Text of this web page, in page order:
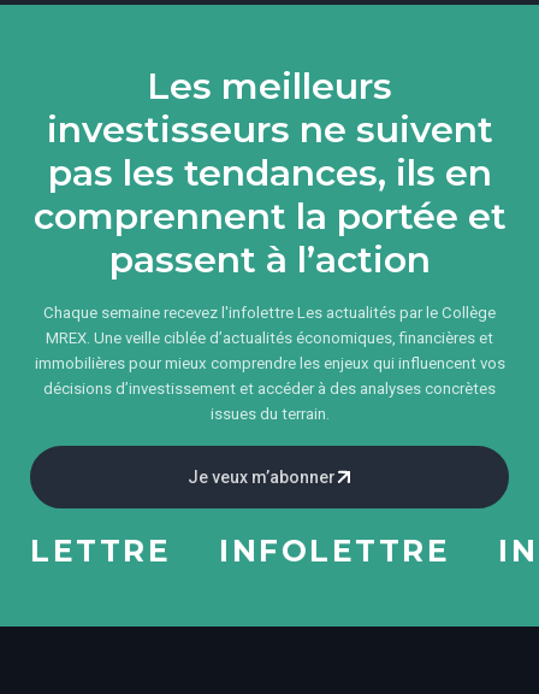
Les meilleurs
investisseurs ne suivent
pas les tendances, ils en
comprennent la portée et
passent à l’action
Chaque semaine recevez l'infolettre Les actualités par le Collège
MREX. Une veille ciblée d’actualités économiques, financières et
immobilières pour mieux comprendre les enjeux qui influencent vos
décisions d’investissement et accéder à des analyses concrètes
issues du terrain.
Je veux m’abonner
INFOLETTRE